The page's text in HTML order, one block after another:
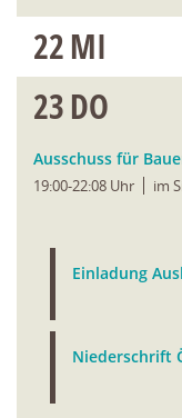
22MI
23DO
Ausschuss für
19:00-22:08 Uhr im
Einladung
Niederschrift